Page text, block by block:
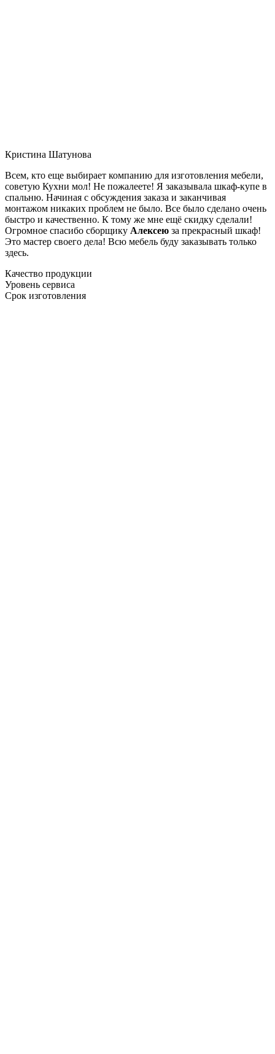
Кристина Шатунова
Всем, кто еще выбирает компанию для изготовления мебели,
советую Кухни мол! Не пожалеете! Я заказывала шкаф-купе в
спальню. Начиная с обсуждения заказа и заканчивая
монтажом никаких проблем не было. Все было сделано очень
быстро и качественно. К тому же мне ещё скидку сделали!
Огромное спасибо сборщику Алексею за прекрасный шкаф!
Это мастер своего дела! Всю мебель буду заказывать только
здесь.
Качество продукции
Уровень сервиса
Срок изготовления